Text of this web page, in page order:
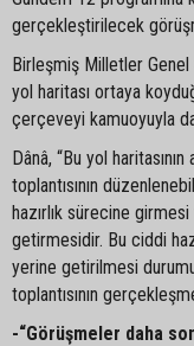
gerçekleştirilecek
Birleşmiş Milletler Genel
yol haritası ortaya
çerçeveyi kamuoyuyla
Dânâ, “Bu yol
toplantısının
hazırlık sürecine
getirmesidir. Bu ciddi
yerine getirilmesi
toplantısının
-“Görüşmeler daha